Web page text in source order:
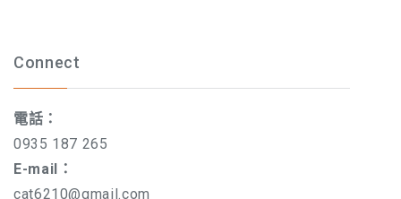
Connect
電話：
0935 187 265
E-mail：
cat6210@gmail.com